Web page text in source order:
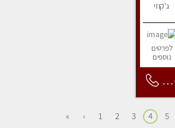
ג’קוזי
לפרטים
נוספים
שם מלא: 053-6113157
5
4
3
2
1
›
»